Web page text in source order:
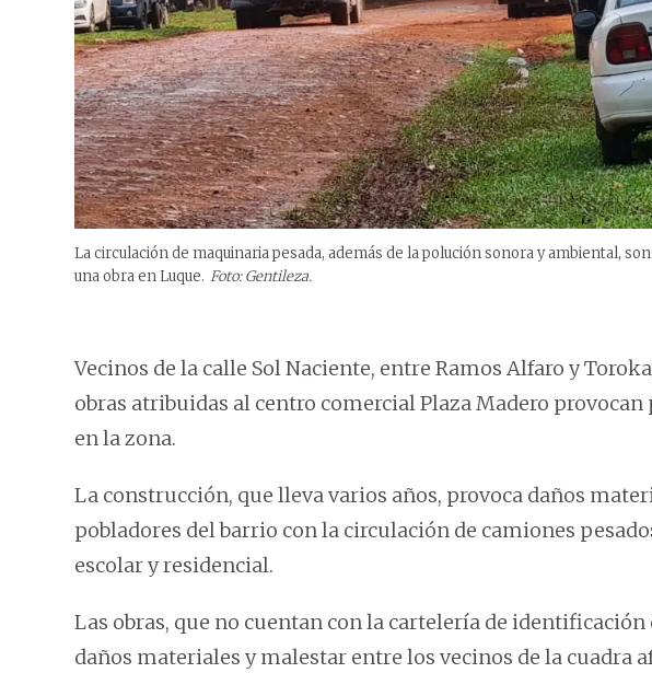
La circulación de maquinaria pesada, además de la polución sonora y ambiental,
una obra en Luque. Foto: Gentileza.
Vecinos de la calle Sol Naciente, entre Ramos Alfaro y
obras atribuidas al centro comercial Plaza Madero
en la zona.
La construcción, que lleva varios años, provoca daños
pobladores del barrio con la circulación de camiones
escolar y residencial.
Las obras, que no cuentan con la cartelería de
daños materiales y malestar entre los vecinos de la cuadra